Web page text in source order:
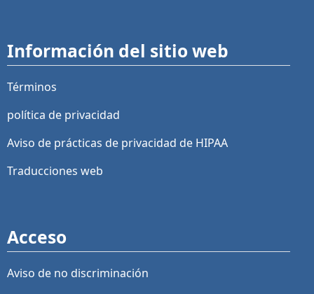
Información del sitio web
Términos
política de privacidad
Aviso de prácticas de privacidad de HIPAA
Traducciones web
Acceso
Aviso de no discriminación